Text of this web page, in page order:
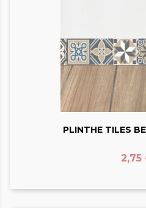
PLINTHE TILES
Prix
2,75